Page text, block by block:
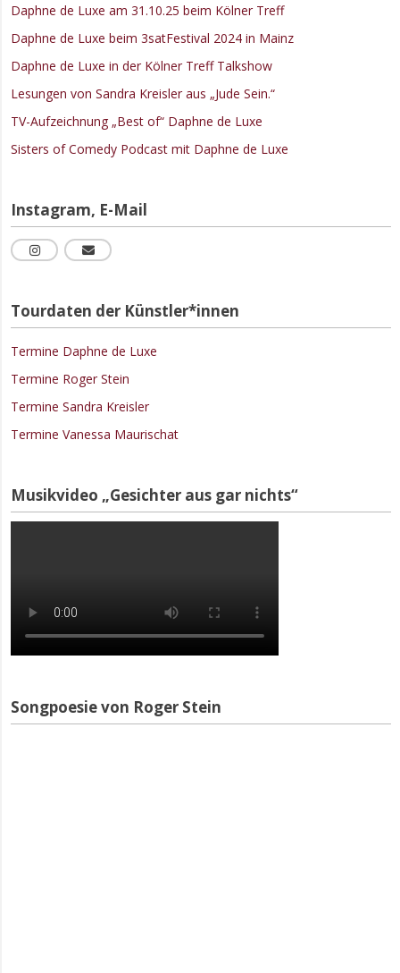
Daphne de Luxe am 31.10.25 beim Kölner Treff
Daphne de Luxe beim 3satFestival 2024 in Mainz
Daphne de Luxe in der Kölner Treff Talkshow
Lesungen von Sandra Kreisler aus „Jude Sein.“
TV-Aufzeichnung „Best of“ Daphne de Luxe
Sisters of Comedy Podcast mit Daphne de Luxe
Instagram, E-Mail
Tourdaten der Künstler*innen
Termine Daphne de Luxe
Termine Roger Stein
Termine Sandra Kreisler
Termine Vanessa Maurischat
Musikvideo „Gesichter aus gar nichts“
Songpoesie von Roger Stein